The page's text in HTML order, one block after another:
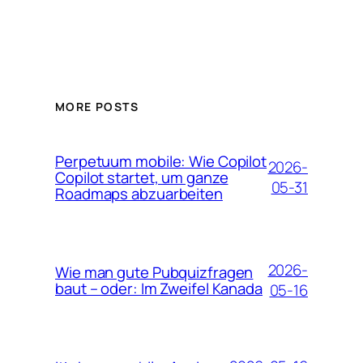
MORE POSTS
Perpetuum mobile: Wie Copilot
Copilot startet, um ganze
Roadmaps abzuarbeiten
2026-
05-31
Wie man gute Pubquizfragen
baut – oder: Im Zweifel Kanada
2026-
05-16